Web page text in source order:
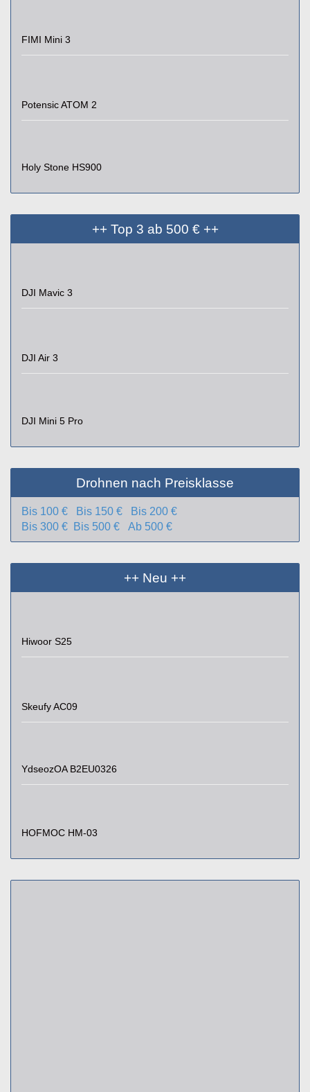
FIMI Mini 3
Potensic ATOM 2
Holy Stone HS900
++ Top 3 ab 500 € ++
DJI Mavic 3
DJI Air 3
DJI Mini 5 Pro
Drohnen nach Preisklasse
Bis 100 € Bis 150 €
Bis 200 €
Bis 300 € Bis 500 € Ab 500 €
++ Neu ++
Hiwoor S25
Skeufy AC09
YdseozOA B2EU0326
HOFMOC HM-03